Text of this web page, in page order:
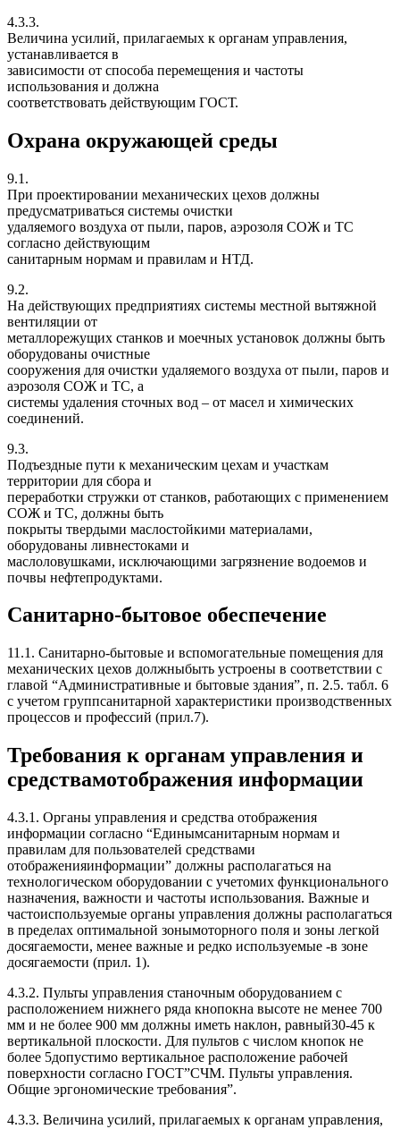
4.3.3.
Величина усилий, прилагаемых к органам управления,
устанавливается в
зависимости от способа перемещения и частоты
использования и должна
соответствовать действующим ГОСТ.
Охрана окружающей среды
9.1.
При проектировании механических цехов должны
предусматриваться системы очистки
удаляемого воздуха от пыли, паров, аэрозоля СОЖ и ТС
согласно действующим
санитарным нормам и правилам и НТД.
9.2.
На действующих предприятиях системы местной вытяжной
вентиляции от
металлорежущих станков и моечных установок должны быть
оборудованы очистные
сооружения для очистки удаляемого воздуха от пыли, паров и
аэрозоля СОЖ и ТС, а
системы удаления сточных вод – от масел и химических
соединений.
9.3.
Подъездные пути к механическим цехам и участкам
территории для сбора и
переработки стружки от станков, работающих с применением
СОЖ и ТС, должны быть
покрыты твердыми маслостойкими материалами,
оборудованы ливнестоками и
маслоловушками, исключающими загрязнение водоемов и
почвы нефтепродуктами.
Санитарно-бытовое обеспечение
11.1. Санитарно-бытовые и вспомогательные помещения для
механических цехов должныбыть устроены в соответствии с
главой “Административные и бытовые здания”, п. 2.5. табл. 6
с учетом группсанитарной характеристики производственных
процессов и профессий (прил.7).
Требования к органам управления и
средствамотображения информации
4.3.1. Органы управления и средства отображения
информации согласно “Единымсанитарным нормам и
правилам для пользователей средствами
отображенияинформации” должны располагаться на
технологическом оборудовании с учетомих функционального
назначения, важности и частоты использования. Важные и
частоиспользуемые органы управления должны располагаться
в пределах оптимальной зонымоторного поля и зоны легкой
досягаемости, менее важные и редко используемые -в зоне
досягаемости (прил. 1).
4.3.2. Пульты управления станочным оборудованием с
расположением нижнего ряда кнопокна высоте не менее 700
мм и не более 900 мм должны иметь наклон, равный30-45 к
вертикальной плоскости. Для пультов с числом кнопок не
более 5допустимо вертикальное расположение рабочей
поверхности согласно ГОСТ”СЧМ. Пульты управления.
Общие эргономические требования”.
4.3.3. Величина усилий, прилагаемых к органам управления,